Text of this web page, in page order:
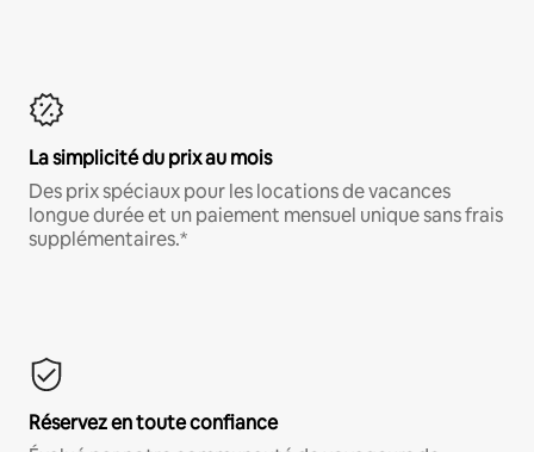
La simplicité du prix au mois
Des prix spéciaux pour les locations de vacances
longue durée et un paiement mensuel unique sans frais
supplémentaires.*
Réservez en toute confiance